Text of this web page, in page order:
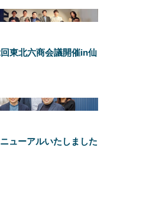
回東北六商会議開催in仙
ューアルいたしました